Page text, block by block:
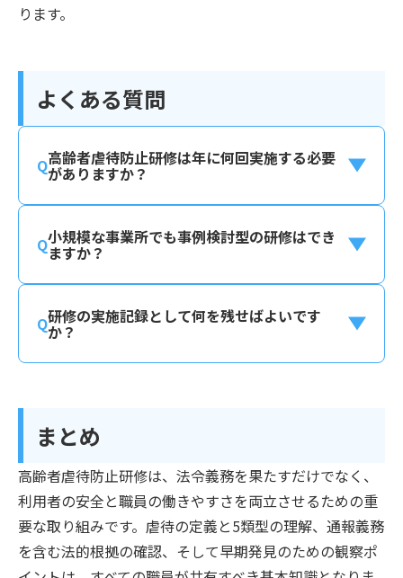
ります。
よくある質問
高齢者虐待防止研修は年に何回実施する必要
がありますか？
小規模な事業所でも事例検討型の研修はでき
ますか？
研修の実施記録として何を残せばよいです
か？
まとめ
高齢者虐待防止研修は、法令義務を果たすだけでなく、
利用者の安全と職員の働きやすさを両立させるための重
要な取り組みです。虐待の定義と5類型の理解、通報義務
を含む法的根拠の確認、そして早期発見のための観察ポ